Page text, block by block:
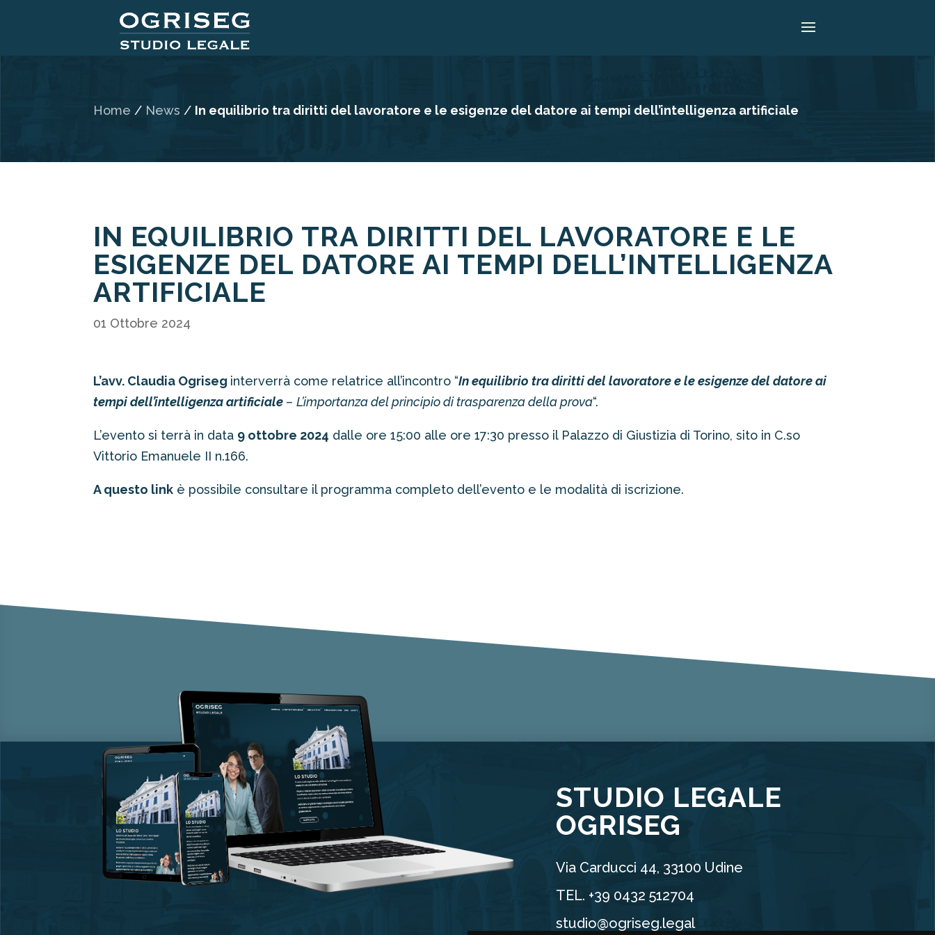
Home / News / In equilibrio tra diritti del lavoratore e le esigenze del datore ai tempi dell’intelligenza artificiale
IN EQUILIBRIO TRA DIRITTI DEL LAVORATORE E LE
ESIGENZE DEL DATORE AI TEMPI DELL’INTELLIGENZA
ARTIFICIALE
01 Ottobre 2024
L’avv. Claudia Ogriseg interverrà come relatrice all’incontro “In equilibrio tra diritti del lavoratore e le esigenze del datore ai
tempi dell’intelligenza artificiale – L’importanza del principio di trasparenza della prova“.
L’evento si terrà in data 9 ottobre 2024 dalle ore 15:00 alle ore 17:30 presso il Palazzo di Giustizia di Torino, sito in C.so
Vittorio Emanuele II n.166.
A questo link è possibile consultare il programma completo dell’evento e le modalità di iscrizione.
STUDIO LEGALE
OGRISEG
Via Carducci 44, 33100 Udine
TEL. +39 0432 512704
studio@ogriseg.legal